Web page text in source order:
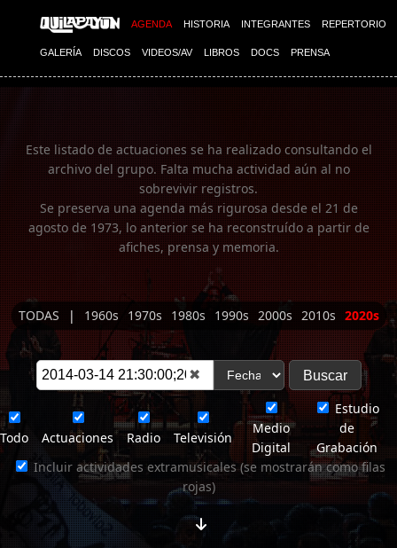
AGENDA HISTORIA INTEGRANTES REPERTORIO
GALERÍA DISCOS VIDEOS/AV LIBROS DOCS PRENSA
Imagen 01
Este listado de actuaciones se ha realizado consultando el
archivo del grupo. Falta mucha actividad aún al no
sobrevivir registros.
Se preserva una agenda más rigurosa desde el 21 de
agosto de 1973, lo anterior se ha reconstruído a partir de
afiches, prensa y memoria.
TODAS | 1960s 1970s 1980s 1990s 2000s 2010s 2020s
✖
Todo Actuaciones Radio Televisión
Medio
Digital
Estudio
de
Grabación
Incluir actividades extramusicales (se mostrarán como filas
rojas)